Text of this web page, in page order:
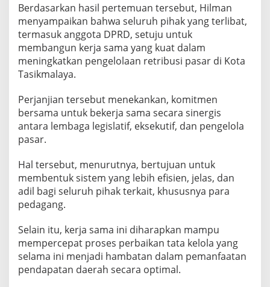
Berdasarkan hasil pertemuan tersebut, Hilman
menyampaikan bahwa seluruh pihak yang terlibat,
termasuk anggota DPRD, setuju untuk
membangun kerja sama yang kuat dalam
meningkatkan pengelolaan retribusi pasar di Kota
Tasikmalaya.
Perjanjian tersebut menekankan, komitmen
bersama untuk bekerja sama secara sinergis
antara lembaga legislatif, eksekutif, dan pengelola
pasar.
Hal tersebut, menurutnya, bertujuan untuk
membentuk sistem yang lebih efisien, jelas, dan
adil bagi seluruh pihak terkait, khususnya para
pedagang.
Selain itu, kerja sama ini diharapkan mampu
mempercepat proses perbaikan tata kelola yang
selama ini menjadi hambatan dalam pemanfaatan
pendapatan daerah secara optimal.